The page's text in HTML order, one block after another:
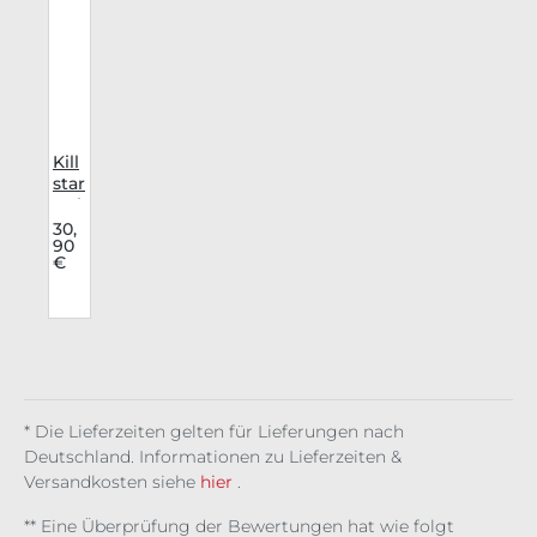
Kill
star
Bei
nst
ulp
en
30,
90
€
* Die Lieferzeiten gelten für Lieferungen nach
Deutschland. Informationen zu Lieferzeiten &
Versandkosten siehe hier
** Eine Überprüfung der Bewertungen hat wie folgt